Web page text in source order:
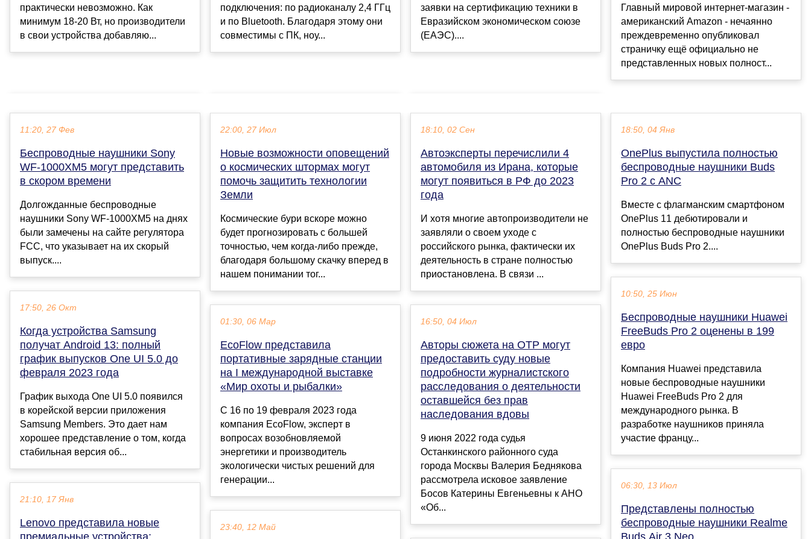
практически невозможно. Как
минимум 18-20 Вт, но производители
в свои устройства добавляю...
подключения: по радиоканалу 2,4 ГГц
и по Bluetooth. Благодаря этому они
совместимы с ПК, ноу...
заявки на сертификацию техники в
Евразийском экономическом союзе
(ЕАЭС)....
Главный мировой интернет-магазин -
американский Amazon - нечаянно
преждевременно опубликовал
страничку ещё официально не
представленных новых полност...
11:20, 27 Фев
Беспроводные наушники Sony
WF-1000XM5 могут представить
в скором времени
Долгожданные беспроводные
наушники Sony WF-1000XM5 на днях
были замечены на сайте регулятора
FCC, что указывает на их скорый
выпуск....
17:50, 26 Окт
Когда устройства Samsung
получат Android 13: полный
график выпусков One UI 5.0 до
февраля 2023 года
График выхода One UI 5.0 появился
в корейской версии приложения
Samsung Members. Это дает нам
хорошее представление о том, когда
стабильная версия об...
21:10, 17 Янв
Lenovo представила новые
премиальные устройства:
22:00, 27 Июл
Новые возможности оповещений
о космических штормах могут
помочь защитить технологии
Земли
Космические бури вскоре можно
будет прогнозировать с большей
точностью, чем когда-либо прежде,
благодаря большому скачку вперед в
нашем понимании тог...
01:30, 06 Мар
EcoFlow представила
портативные зарядные станции
на I международной выставке
«Мир охоты и рыбалки»
С 16 по 19 февраля 2023 года
компания EcoFlow, эксперт в
вопросах возобновляемой
энергетики и производитель
экологически чистых решений для
генерации...
23:40, 12 Май
18:10, 02 Сен
Автоэксперты перечислили 4
автомобиля из Ирана, которые
могут появиться в РФ до 2023
года
И хотя многие автопроизводители не
заявляли о своем уходе с
российского рынка, фактически их
деятельность в стране полностью
приостановлена. В связи ...
16:50, 04 Июл
Авторы сюжета на ОТР могут
предоставить суду новые
подробности журналистского
расследования о деятельности
оставшейся без прав
наследования вдовы
9 июня 2022 года судья
Останкинского районного суда
города Москвы Валерия Беднякова
рассмотрела исковое заявление
Босов Катерины Евгеньевны к АНО
«Об...
18:50, 04 Янв
OnePlus выпустила полностью
беспроводные наушники Buds
Pro 2 с ANC
Вместе с флагманским смартфоном
OnePlus 11 дебютировали и
полностью беспроводные наушники
OnePlus Buds Pro 2....
10:50, 25 Июн
Беспроводные наушники Huawei
FreeBuds Pro 2 оценены в 199
евро
Компания Huawei представила
новые беспроводные наушники
Huawei FreeBuds Pro 2 для
международного рынка. В
разработке наушников приняла
участие францу...
06:30, 13 Июл
Представлены полностью
беспроводные наушники Realme
Buds Air 3 Neo